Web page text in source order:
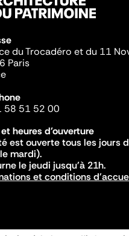
du Trocadéro et du 11
Paris
58 51 52 00
heures d'ouverture
est ouverte tous les jours
mardi).
le jeudi jusqu'à 21h.
et conditions